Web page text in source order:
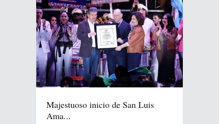
Majestuoso inicio de San Luis
Ama...